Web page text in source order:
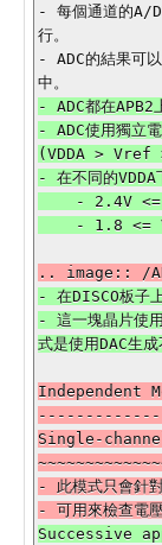
- 每個通道的A/D
行。
- ADC的結果可
- ADC都在APB2
- ADC使用獨立
(VDDA > Vref
- 在不同的VDDA
- 在DISCO板
- 這一塊晶片使
Independent
Single-
- 此模式只會針
Successive